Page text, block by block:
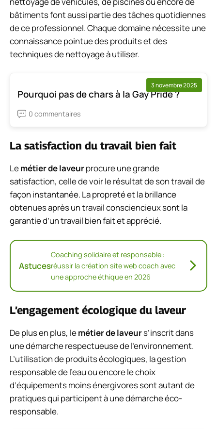
bâtiments font aussi partie des tâches quotidiennes
de ce professionnel. Chaque domaine nécessite une
connaissance pointue des produits et des
techniques de nettoyage à utiliser.
3 novembre 2025
Pourquoi pas de chars à la Gay Pride ?
0 commentaires
La satisfaction du travail bien fait
Lemétier de laveurprocure une grande
satisfaction, celle de voir le résultat de son travail de
façon instantanée. La propreté et la brillance
obtenues après un travail consciencieux sont la
garantie d’un travail bien fait et apprécié.
Astuces
Coaching solidaire et responsable :
réussir la création site web coach avec
une approche éthique en 2026
L’engagement écologique du laveur
De plus en plus, lemétier de laveurs’inscrit dans
une démarche respectueuse de l’environnement.
L’utilisation de produits écologiques, la gestion
responsable de l’eau ou encore le choix
d’équipements moins énergivores sont autant de
pratiques qui participent à une démarche éco-
responsable.